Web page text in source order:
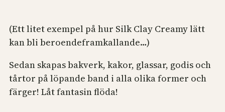
(Ett litet exempel på hur Silk Clay Creamy lätt
kan bli beroendeframkallande…)
Sedan skapas bakverk, kakor, glassar, godis och
tårtor på löpande band i alla olika former och
färger! Låt fantasin flöda!